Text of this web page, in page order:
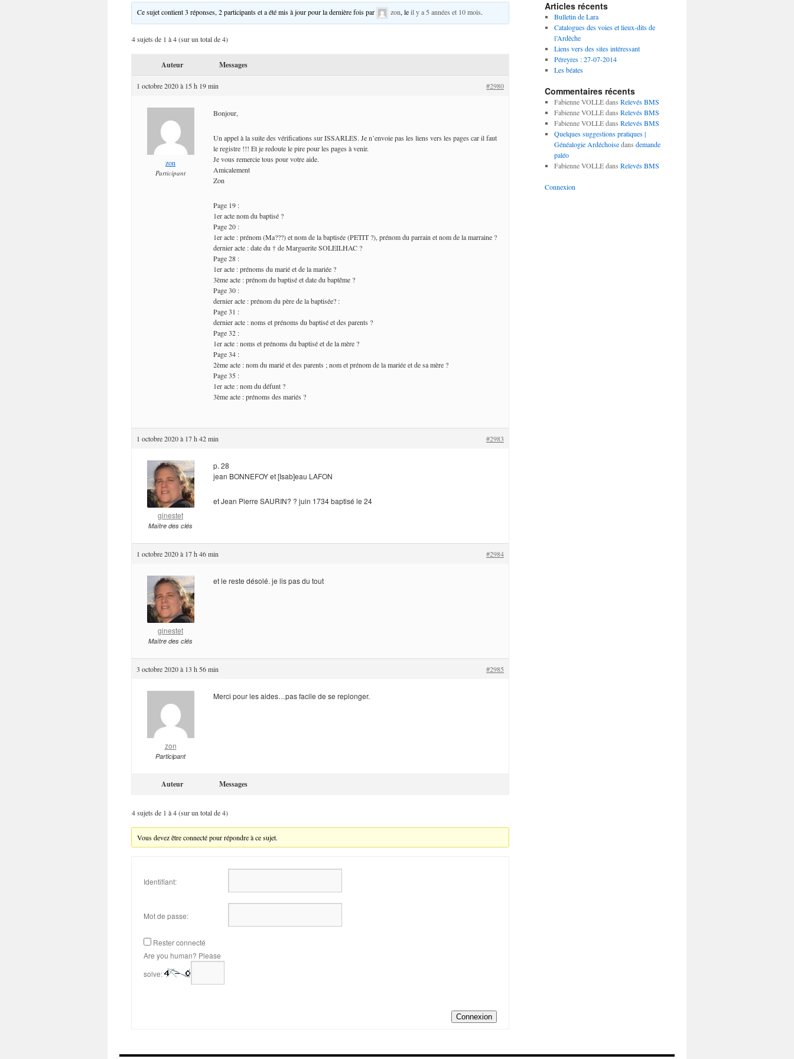
Ce sujet contient 3 réponses, 2 participants et a été mis à jour pour la dernière fois par zon, leil y a 5 années et 10 mois.
4 sujets de 1 à 4 (sur un total de 4)
Auteur Messages
1 octobre 2020 à 15 h 19 min #2980
zon
Participant
Bonjour,
Un appel à la suite des vérifications sur ISSARLES. Je n’envoie pas les liens vers les pages car il faut
le registre !!! Et je redoute le pire pour les pages à venir.
Je vous remercie tous pour votre aide.
Amicalement
Zon
Page 19 :
1er acte nom du baptisé ?
Page 20 :
1er acte : prénom (Ma???) et nom de la baptisée (PETIT ?), prénom du parrain et nom de la marraine ?
dernier acte : date du † de Marguerite SOLEILHAC ?
Page 28 :
1er acte : prénoms du marié et de la mariée ?
3ème acte : prénom du baptisé et date du baptême ?
Page 30 :
dernier acte : prénom du père de la baptisée? :
Page 31 :
dernier acte : noms et prénoms du baptisé et des parents ?
Page 32 :
1er acte : noms et prénoms du baptisé et de la mère ?
Page 34 :
2ème acte : nom du marié et des parents ; nom et prénom de la mariée et de sa mère ?
Page 35 :
1er acte : nom du défunt ?
3ème acte : prénoms des mariés ?
1 octobre 2020 à 17 h 42 min #2983
ginestet
Maître des clés
p. 28
jean BONNEFOY et [Isab]eau LAFON
et Jean Pierre SAURIN? ? juin 1734 baptisé le 24
1 octobre 2020 à 17 h 46 min #2984
ginestet
Maître des clés
et le reste désolé. je lis pas du tout
3 octobre 2020 à 13 h 56 min #2985
zon
Participant
Merci pour les aides…pas facile de se replonger.
Auteur Messages
4 sujets de 1 à 4 (sur un total de 4)
Vous devez être connecté pour répondre à ce sujet.
Identifiant:
Mot de passe:
Rester connecté
Are you human? Please
solve:
Connexion
Articles récents
Bulletin de Lara
Catalogues des voies et lieux-dits de
l’Ardèche
Liens vers des sites intéressant
Péreyres : 27-07-2014
Les béates
Commentaires récents
Fabienne VOLLEdans Relevés BMS
Fabienne VOLLEdans Relevés BMS
Fabienne VOLLEdans Relevés BMS
Quelques suggestions pratiques |
Généalogie Ardéchoisedans demande
paléo
Fabienne VOLLEdans Relevés BMS
Connexion